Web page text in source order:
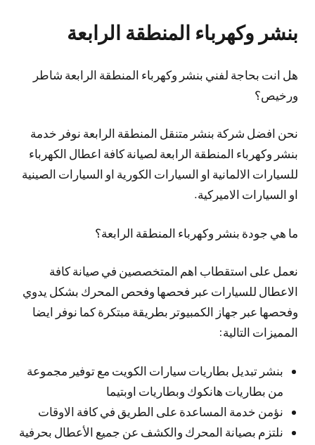
بنشر وكهرباء المنطقة الرابعة
هل انت بحاجة لفني بنشر وكهرباء المنطقة الرابعة شاطر
ورخيص؟
نحن افضل شركة بنشر متنقل المنطقة الرابعة نوفر خدمة
بنشر وكهرباء المنطقة الرابعة لصيانة كافة اعطال الكهرباء
للسيارات الالمانية او السيارات الكورية او السيارات الصينية
او السيارات الاميركية.
ما هي جودة بنشر وكهرباء المنطقة الرابعة؟
نعمل على استقطاب اهم المتخصصين في صيانة كافة
الاعطال للسيارات عبر فحصها وفحص المحرك بشكل يدوي
وفحصها عبر جهاز الكمبيوتر بطريقة مبتكرة كما نوفر ايضا
المميزات التالية:
بنشر تبديل بطاريات سيارات الكويت مع توفير مجموعة
من بطاريات هانكوك وبطاريات اوبتيما
نؤمن خدمة المساعدة على الطريق في كافة الاوقات
نلتزم بصيانة المحرك والكشف عن جميع الأعطال بحرفية